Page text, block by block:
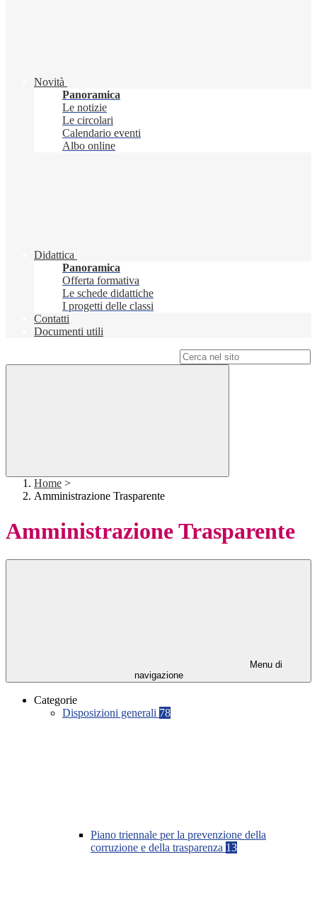
Novità
Panoramica
Le notizie
Le circolari
Calendario eventi
Albo online
Didattica
Panoramica
Offerta formativa
Le schede didattiche
I progetti delle classi
Contatti
Documenti utili
Home >
Amministrazione Trasparente
Amministrazione Trasparente
Menu di
navigazione
Categorie
Disposizioni generali 78
Piano triennale per la prevenzione della
corruzione e della trasparenza 13